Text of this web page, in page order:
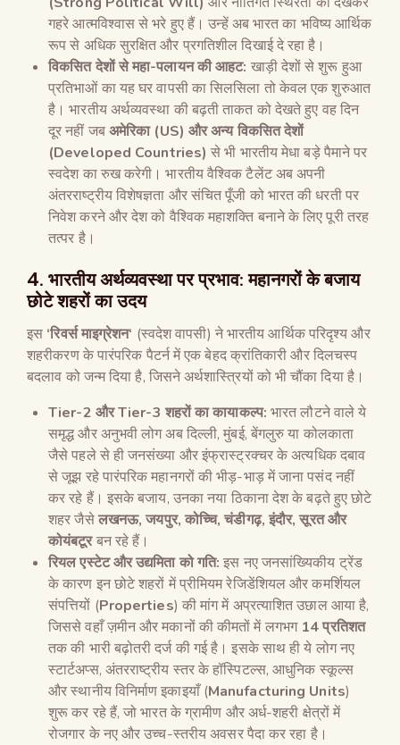
गहरे आत्मविश्वास से भरे हुए हैं। उन्हें अब भारत का भविष्य आर्थिक
रूप से अधिक सुरक्षित और प्रगतिशील दिखाई दे रहा है।
विकसित देशों से महा-पलायन की आहट: खाड़ी देशों से शुरू हुआ
प्रतिभाओं का यह घर वापसी का सिलसिला तो केवल एक शुरुआत
है। भारतीय अर्थव्यवस्था की बढ़ती ताकत को देखते हुए वह दिन
दूर नहीं जबअमेरिका (US) और अन्य विकसित देशों
(Developed Countries) से भी भारतीय मेधा बड़े पैमाने पर
स्वदेश का रुख करेगी। भारतीय वैश्विक टैलेंट अब अपनी
अंतरराष्ट्रीय विशेषज्ञता और संचित पूँजी को भारत की धरती पर
निवेश करने और देश को वैश्विक महाशक्ति बनाने के लिए पूरी तरह
तत्पर है।
4. भारतीय अर्थव्यवस्था पर प्रभाव: महानगरों के बजाय
छोटे शहरों का उदय
इस ‘रिवर्स माइग्रेशन‘ (स्वदेश वापसी) ने भारतीय आर्थिक परिदृश्य और
शहरीकरण के पारंपरिक पैटर्न में एक बेहद क्रांतिकारी और दिलचस्प
बदलाव को जन्म दिया है, जिसने अर्थशास्त्रियों को भी चौंका दिया है।
Tier-2 औरTier-3 शहरों का कायाकल्प: भारत लौटने वाले ये
समृद्ध और अनुभवी लोग अब दिल्ली, मुंबई, बेंगलुरु या कोलकाता
जैसे पहले से ही जनसंख्या और इंफ्रास्ट्रक्चर के अत्यधिक दबाव
से जूझ रहे पारंपरिक महानगरों की भीड़-भाड़ में जाना पसंद नहीं
कर रहे हैं। इसके बजाय, उनका नया ठिकाना देश के बढ़ते हुए छोटे
शहर जैसेलखनऊ,जयपुर, कोच्चि,चंडीगढ़, इंदौर,सूरत और
कोयंबटूरबन रहे हैं।
रियल एस्टेट और उद्यमिता को गति: इस नए जनसांख्यिकीय ट्रेंड
के कारण इन छोटे शहरों में प्रीमियम रेजिडेंशियल और कमर्शियल
संपत्तियों (Properties) की मांग में अप्रत्याशित उछाल आया है,
जिससे वहाँ ज़मीन और मकानों की कीमतों में लगभग 14प्रतिशत
तक की भारी बढ़ोतरी दर्ज की गई है। इसके साथ ही ये लोग नए
स्टार्टअप्स, अंतरराष्ट्रीय स्तर के हॉस्पिटल्स, आधुनिक स्कूल्स
और स्थानीय विनिर्माण इकाइयाँ (Manufacturing Units)
शुरू कर रहे हैं, जो भारत के ग्रामीण और अर्ध-शहरी क्षेत्रों में
रोजगार के नए और उच्च-स्तरीय अवसर पैदा कर रहा है।